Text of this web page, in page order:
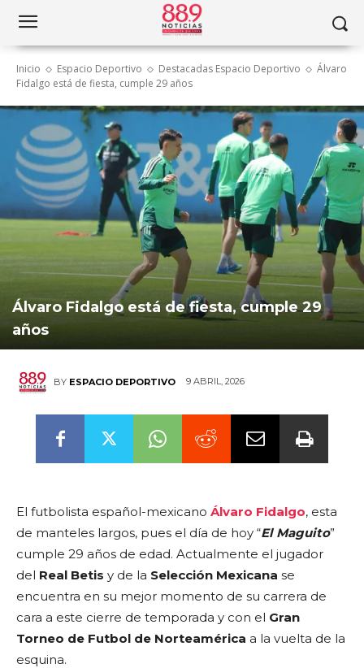
Inicio Espacio Deportivo Destacadas Espacio Deportivo
Álvaro
Fidalgo está de fiesta, cumple 29 años
Álvaro Fidalgo está de fiesta, cumple 29
años
BY ESPACIO DEPORTIVO 9 ABRIL, 2026
El futbolista español-mexicano Álvaro Fidalgo, esta
de manteles largos, pues el día de hoy “El Maguito”
cumple 29 años de edad. Actualmente el jugador
del Real Betis y de la Selección Mexicana se
encuentra en su mejor momento de su carrera de
cara a este cierre de temporada y con el Gran
Torneo de Futbol de Norteamérica a la vuelta de la
esquina.